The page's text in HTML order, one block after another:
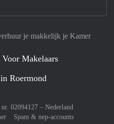
je makkelijk je Kamer
Voor Makelaars
Roermond
02094127 – Nederland
Spam & nep-accounts